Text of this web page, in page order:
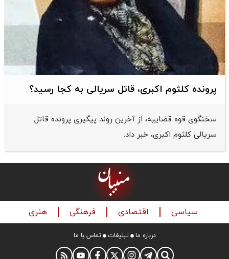
پرونده کلثوم اکبری، قاتل سریالی به کجا رسید؟
سخنگوی قوه قضاییه، از آخرین روند پیگیری پرونده قاتل
سریالی کلثوم اکبری، خبر داد.
سیاسی اقتصادی فرهنگی هنری
درباره ما تبلیغات تماس با ما